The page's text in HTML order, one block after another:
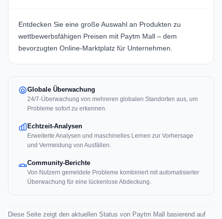
Entdecken Sie eine große Auswahl an Produkten zu
wettbewerbsfähigen Preisen mit Paytm Mall – dem
bevorzugten Online-Marktplatz für Unternehmen.
Globale Überwachung
24/7-Überwachung von mehreren globalen Standorten aus, um
Probleme sofort zu erkennen.
Echtzeit-Analysen
Erweiterte Analysen und maschinelles Lernen zur Vorhersage
und Vermeidung von Ausfällen.
Community-Berichte
Von Nutzern gemeldete Probleme kombiniert mit automatisierter
Überwachung für eine lückenlose Abdeckung.
Diese Seite zeigt den aktuellen Status von Paytm Mall basierend auf